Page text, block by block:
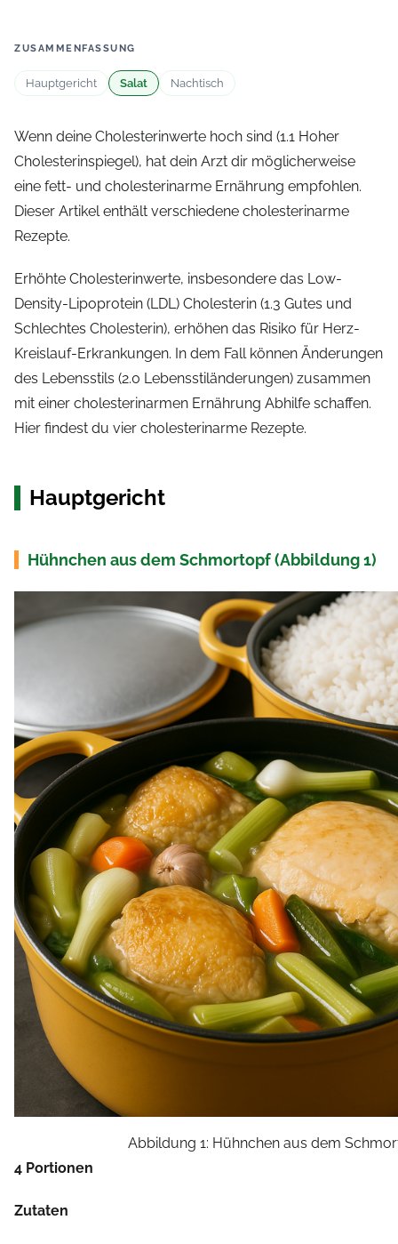
ZUSAMMENFASSUNG
Hauptgericht Salat Nachtisch
Wenn deine Cholesterinwerte hoch sind (1.1 Hoher
Cholesterinspiegel), hat dein Arzt dir möglicherweise
eine fett- und cholesterinarme Ernährung empfohlen.
Dieser Artikel enthält verschiedene cholesterinarme
Rezepte.
Erhöhte Cholesterinwerte, insbesondere das Low-
Density-Lipoprotein (LDL) Cholesterin (1.3 Gutes und
Schlechtes Cholesterin), erhöhen das Risiko für Herz-
Kreislauf-Erkrankungen. In dem Fall können Änderungen
des Lebensstils (2.0 Lebensstiländerungen) zusammen
mit einer cholesterinarmen Ernährung Abhilfe schaffen.
Hier findest du vier cholesterinarme Rezepte.
Hauptgericht
Hühnchen aus dem Schmortopf (Abbildung 1)
Abbildung 1: Hühnchen aus dem
4 Portionen
Zutaten